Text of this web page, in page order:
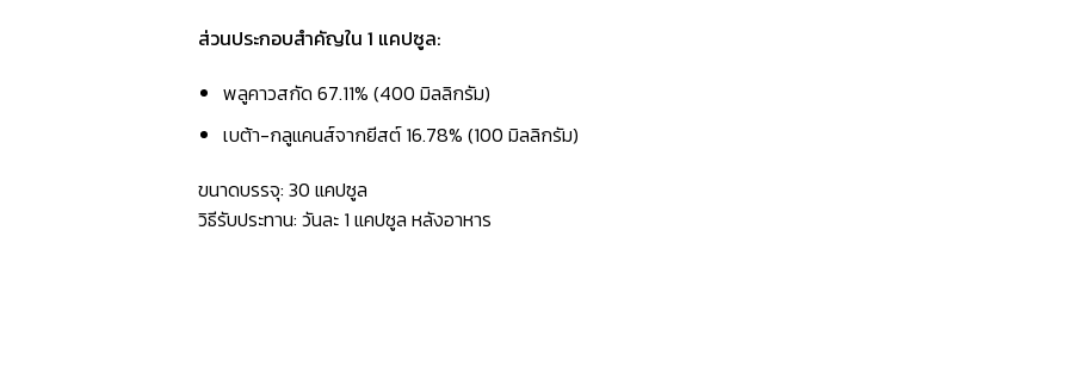
ส่วนประกอบสำคัญใน1 แคปซูล:
พลูคาวสกัด 67.11% (400 มิลลิกรัม)
เบต้า-กลูแคนส์จากยีสต์ 16.78% (100 มิลลิกรัม)
ขนาดบรรจุ: 30 แคปซูล
วิธีรับประทาน: วันละ 1 แคปซูล หลังอาหาร